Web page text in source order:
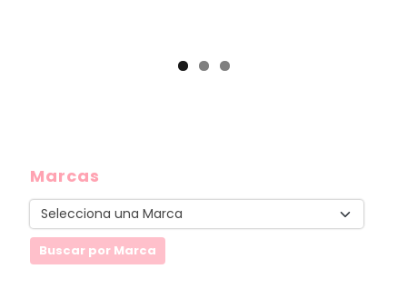
Marcas